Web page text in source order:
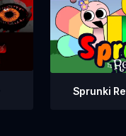
Sprunki